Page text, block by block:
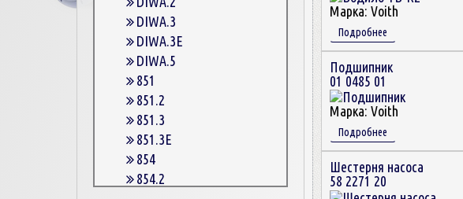
DIWA.3
DIWA.3E
DIWA.5
851
851.2
851.3
851.3E
854
854.2
Марка: Voith
Подробнее
Подшипник
01 0485 01
Марка: Voith
Подробнее
Шестерня насоса
58 2271 20